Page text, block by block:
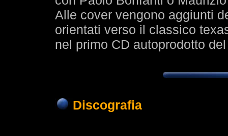
Alle cover vengono aggiunti
orientati verso il classico
nel primo CD autoprodotto
Discografia